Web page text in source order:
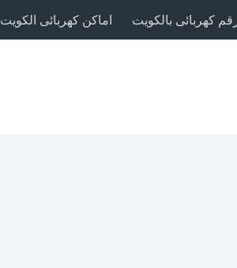
كهربائى بالكويت اماكن كهربائى الكويت